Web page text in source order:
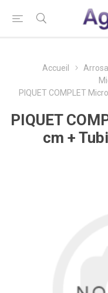
Accueil
PIQUET COMPLET
PIQUET
cm +